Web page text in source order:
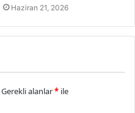
Haziran 21, 2026
Gerekli alanlar* ile